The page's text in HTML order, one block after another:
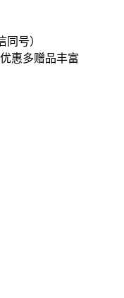
同号）
惠多赠品丰富